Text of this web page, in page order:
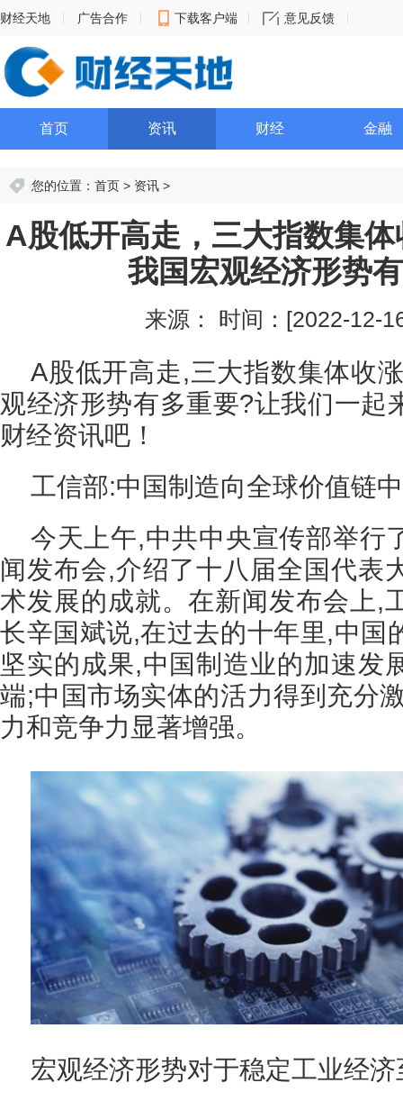
财经天地 广告合作 下载客户端 意见反馈
首页 资讯 财经 金融
您的位置： 首页 > 资讯 >
A股低开高走，三大指数集
我国宏观经济形势
来源： 时间：[2022-12-
A股低开高走,三大指数集体收
观经济形势有多重要?让我们一起
财经资讯吧！
工信部:中国制造向全球价值链
今天上午,中共中央宣传部举行
闻发布会,介绍了十八届全国代表
术发展的成就。在新闻发布会上,
长辛国斌说,在过去的十年里,中国
坚实的成果,中国制造业的加速发
端;中国市场实体的活力得到充分
力和竞争力显著增强。
宏观经济形势对于稳定工业经